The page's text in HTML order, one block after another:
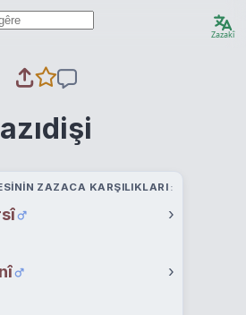
Zazakî
azıdişi
ZAZACA KARŞILIKLARI
›
›